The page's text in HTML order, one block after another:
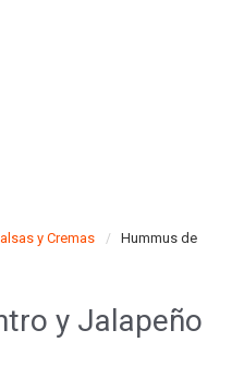
y Cremas
Hummus de
y Jalapeño